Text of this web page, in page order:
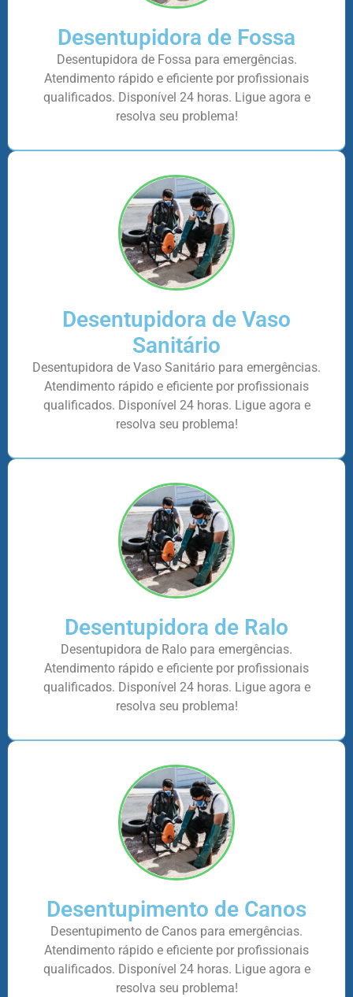
Desentupidora de Fossa
Desentupidora de Fossa para emergências.
Atendimento rápido e eficiente por profissionais
qualificados. Disponível 24 horas. Ligue agora e
resolva seu problema!
Desentupidora de Vaso
Sanitário
Desentupidora de Vaso Sanitário para emergências.
Atendimento rápido e eficiente por profissionais
qualificados. Disponível 24 horas. Ligue agora e
resolva seu problema!
Desentupidora de Ralo
Desentupidora de Ralo para emergências.
Atendimento rápido e eficiente por profissionais
qualificados. Disponível 24 horas. Ligue agora e
resolva seu problema!
Desentupimento de Canos
Desentupimento de Canos para emergências.
Atendimento rápido e eficiente por profissionais
qualificados. Disponível 24 horas. Ligue agora e
resolva seu problema!